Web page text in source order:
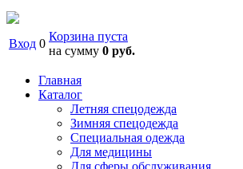
Вход 0
Корзина пуста
на сумму 0 руб.
Главная
Каталог
Летняя спецодежда
Зимняя спецодежда
Специальная одежда
Для медицины
Для сферы обслуживания